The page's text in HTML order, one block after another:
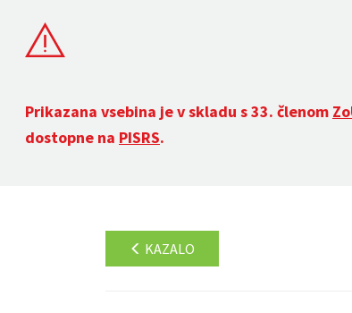
Prikazana vsebina je v skladu s 33. členom
dostopne na PISRS.
KAZALO